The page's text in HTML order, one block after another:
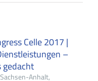
Celle 2017 |
–
gedacht
Anhalt,